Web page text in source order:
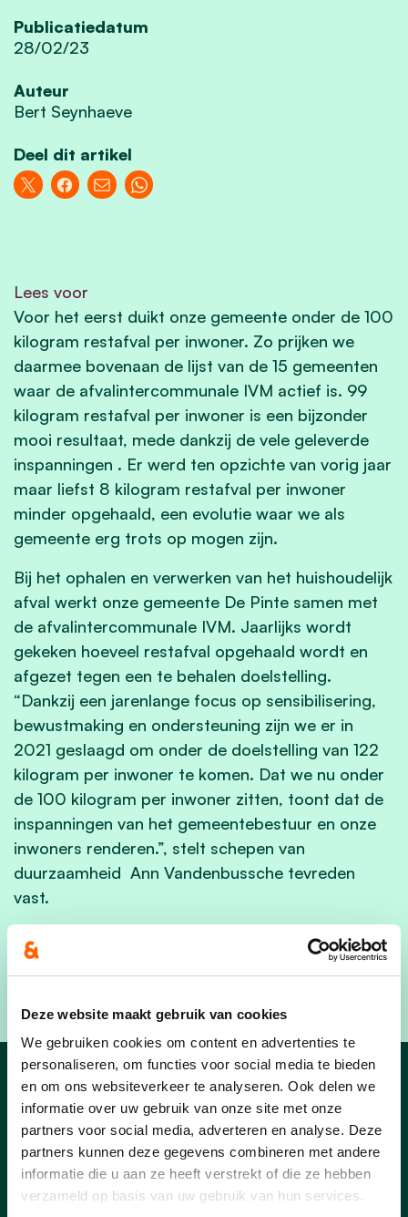
Deze website maakt gebruik van cookies
We gebruiken cookies om content en advertenties te
personaliseren, om functies voor social media te bieden
en om ons websiteverkeer te analyseren. Ook delen we
informatie over uw gebruik van onze site met onze
partners voor social media, adverteren en analyse. Deze
partners kunnen deze gegevens combineren met andere
informatie die u aan ze heeft verstrekt of die ze hebben
verzameld op basis van uw gebruik van hun services.
Publicatiedatum
28/02/23
Auteur
Bert Seynhaeve
Deel dit artikel
Lees voor
Voor het eerst duikt onze gemeente onder de 100
kilogram restafval per inwoner. Zo prijken we
daarmee bovenaan de lijst van de 15 gemeenten
waar de afvalintercommunale IVM actief is. 99
kilogram restafval per inwoner is een bijzonder
mooi resultaat, mede dankzij de vele geleverde
inspanningen . Er werd ten opzichte van vorig jaar
maar liefst 8 kilogram restafval per inwoner
minder opgehaald, een evolutie waar we als
gemeente erg trots op mogen zijn.
Bij het ophalen en verwerken van het huishoudelijk
afval werkt onze gemeente De Pinte samen met
de afvalintercommunale IVM. Jaarlijks wordt
gekeken hoeveel restafval opgehaald wordt en
afgezet tegen een te behalen doelstelling.
“Dankzij een jarenlange focus op sensibilisering,
bewustmaking en ondersteuning zijn we er in
2021 geslaagd om onder de doelstelling van 122
kilogram per inwoner te komen. Dat we nu onder
de 100 kilogram per inwoner zitten, toont dat de
inspanningen van het gemeentebestuur en onze
inwoners renderen.”, stelt schepen van
duurzaamheid Ann Vandenbussche tevreden
vast.
Schittende cijfers, die onze als lokale partij moed
geven om ons verder in te blijven zetten voor
Nieuws uit De Pinte